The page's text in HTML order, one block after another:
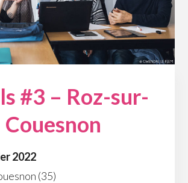
#3 – Roz-sur-
Couesnon
2022
(35)